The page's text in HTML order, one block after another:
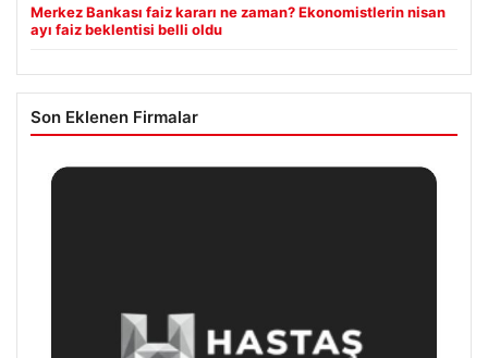
Merkez Bankası faiz kararı ne zaman? Ekonomistlerin nisan
ayı faiz beklentisi belli oldu
Son Eklenen Firmalar